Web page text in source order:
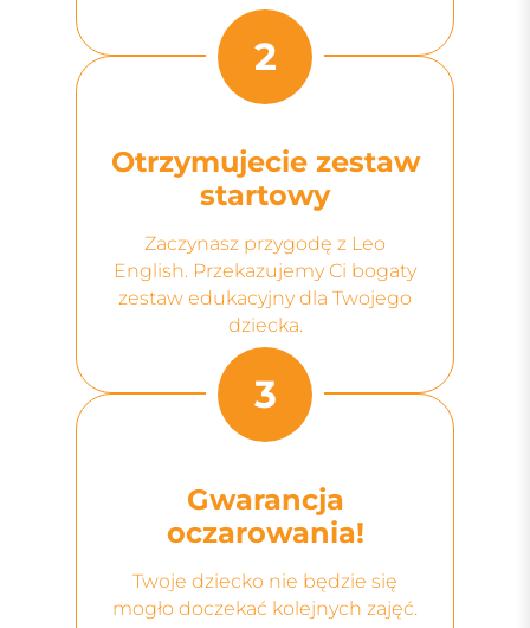
2
Otrzymujecie zestaw
startowy
Zaczynasz przygodę z Leo
English. Przekazujemy Ci bogaty
zestaw edukacyjny dla Twojego
dziecka.
3
Gwarancja
oczarowania!
Twoje dziecko nie będzie się
mogło doczekać kolejnych zajęć.